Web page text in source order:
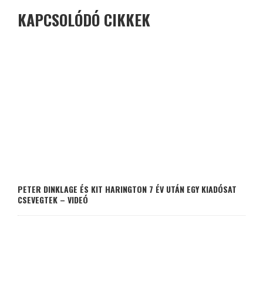
KAPCSOLÓDÓ CIKKEK
PETER DINKLAGE ÉS KIT HARINGTON 7 ÉV UTÁN EGY KIADÓSAT
CSEVEGTEK – VIDEÓ